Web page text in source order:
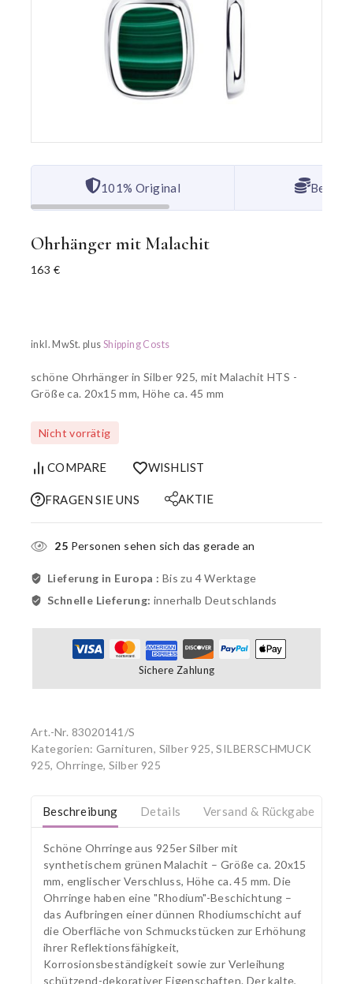
101% Original Bester
Ohrhänger mit Malachit
163 €
inkl. MwSt. plus Shipping Costs
schöne Ohrhänger in Silber 925, mit Malachit HTS -
Größe ca. 20x15 mm, Höhe ca. 45 mm
Nicht vorrätig
COMPARE WISHLIST
FRAGEN SIE UNS AKTIE
25 Personen sehen sich das gerade an
Lieferung in Europa : Bis zu 4 Werktage
Schnelle Lieferung: innerhalb Deutschlands
Sichere Zahlung
Art.-Nr. 83020141/S
Kategorien: Garnituren, Silber 925,SILBERSCHMUCK
925, Ohrringe, Silber 925
Beschreibung Details Versand & Rückgabe
Schöne Ohrringe aus 925er Silber mit
synthetischem grünen Malachit – Größe ca. 20x15
mm, englischer Verschluss, Höhe ca. 45 mm. Die
Ohrringe haben eine "Rhodium"-Beschichtung –
das Aufbringen einer dünnen Rhodiumschicht auf
die Oberfläche von Schmuckstücken zur Erhöhung
ihrer Reflektionsfähigkeit,
Korrosionsbeständigkeit sowie zur Verleihung
schützend-dekorativer Eigenschaften. Der kalte,